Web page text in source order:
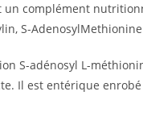
un complément
S-
S-adénosyl L-
Il est entérique